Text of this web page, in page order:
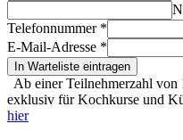
Telefonnummer *
E-Mail-Adresse *
In Warteliste eintragen
Ab einer Teilnehmerzahl von
exklusiv für Kochkurse und
hier